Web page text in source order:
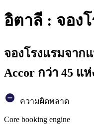
อิตาลี : จอง
จองโรงแรมจาก
Accor กว่า 45 แห่
ความผิดพลาด
Core booking engine